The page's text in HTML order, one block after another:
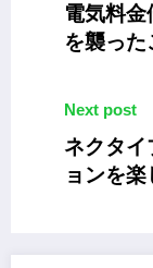
電気料
を襲った
Next post
ネクタ
ョンを